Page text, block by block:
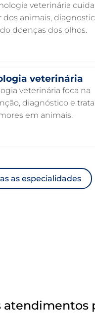
veterinária
dos animais,
doenças dos olhos.
veterinária
veterinária foca na
diagnóstico e
em animais.
as especialidades
atendimentos